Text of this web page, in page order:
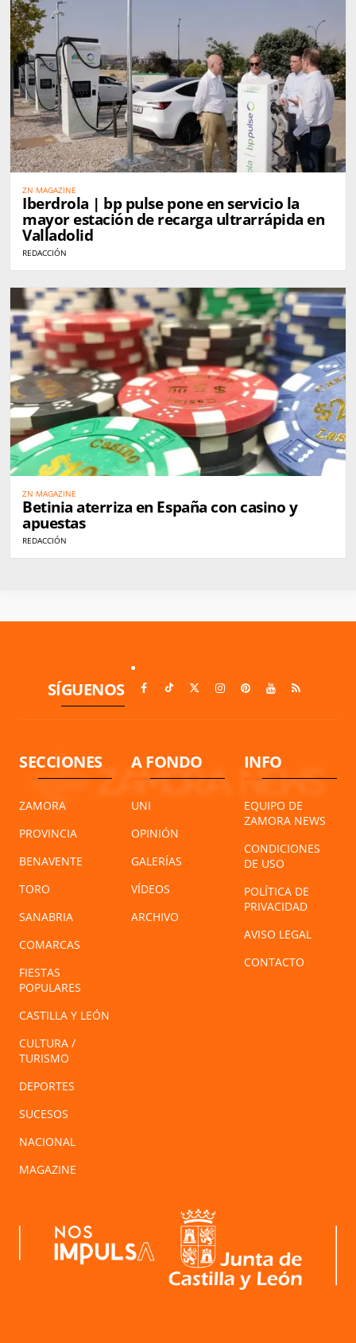
ZN MAGAZINE
Iberdrola | bp pulse pone en servicio la
mayor estación de recarga ultrarrápida en
Valladolid
REDACCIÓN
ZN MAGAZINE
Betinia aterriza en España con casino y
apuestas
REDACCIÓN
SÍGUENOS
SECCIONES
ZAMORA
PROVINCIA
BENAVENTE
TORO
SANABRIA
COMARCAS
FIESTAS
POPULARES
CASTILLA Y LEÓN
CULTURA /
TURISMO
DEPORTES
SUCESOS
NACIONAL
MAGAZINE
A FONDO
UNI
OPINIÓN
GALERÍAS
VÍDEOS
ARCHIVO
INFO
EQUIPO DE
ZAMORA NEWS
CONDICIONES
DE USO
POLÍTICA DE
PRIVACIDAD
AVISO LEGAL
CONTACTO